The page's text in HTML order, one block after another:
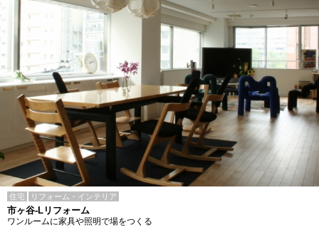
住宅 リフォーム・インテリア
市ヶ谷-Lリフォーム
ワンルームに家具や照明で場をつくる